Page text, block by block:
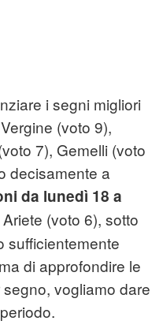
i segni migliori
(voto 9),
7), Gemelli (voto
decisamente a
da lunedì 18 a
(voto 6), sotto
sufficientemente
di approfondire le
vogliamo dare